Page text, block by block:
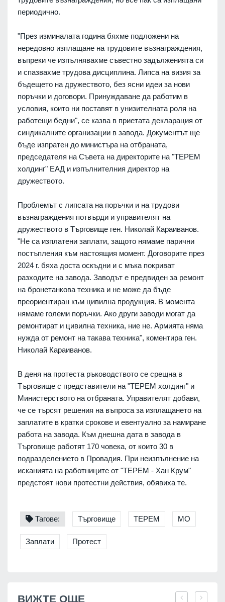
периодично.
"През изминалата година бяхме подложени на
нередовно изплащане на трудовите възнаграждения,
въпреки че изпълнявахме съвестно задълженията си
и спазвахме трудова дисциплина. Липса на визия за
бъдещето на дружеството, без ясни идеи за нови
поръчки и договори. Принуждаване да работим в
условия, които ни поставят в унизителната роля на
работещи бедни", се казва в приетата декларация от
синдикалните организации в завода. Документът ще
бъде изпратен до министъра на отбраната,
председателя на Съвета на директорите на "ТЕРЕМ
холдинг" ЕАД и изпълнителния директор на
дружеството.
Проблемът с липсата на поръчки и на трудови
възнаграждения потвърди и управителят на
дружеството в Търговище ген. Николай Караиванов.
"Не са изплатени заплати, защото нямаме парични
постъпления към настоящия момент. Договорите през
2024 г. бяха доста оскъдни и с мъка покриват
разходите на завода. Заводът е предвиден за ремонт
на бронетанкова техника и не може да бъде
преориентиран към цивилна продукция. В момента
нямаме големи поръчки. Ако други заводи могат да
ремонтират и цивилна техника, ние не. Армията няма
нужда от ремонт на такава техника", коментира ген.
Николай Караиванов.
В деня на протеста ръководството се срещна в
Търговище с представители на "ТЕРЕМ холдинг" и
Министерството на отбраната. Управителят добави,
че се търсят решения на въпроса за изплащането на
заплатите в кратки срокове и евентуално за намиране
работа на завода. Към днешна дата в завода в
Търговище работят 170 човека, от които 30 в
подразделението в Провадия. При неизпълнение на
исканията на работниците от "ТЕРЕМ - Хан Крум"
предстоят нови протестни действия, обявиха те.
Тагове: Търговище ТЕРЕМ МО
Заплати Протест
ВИЖТЕ ОЩЕ